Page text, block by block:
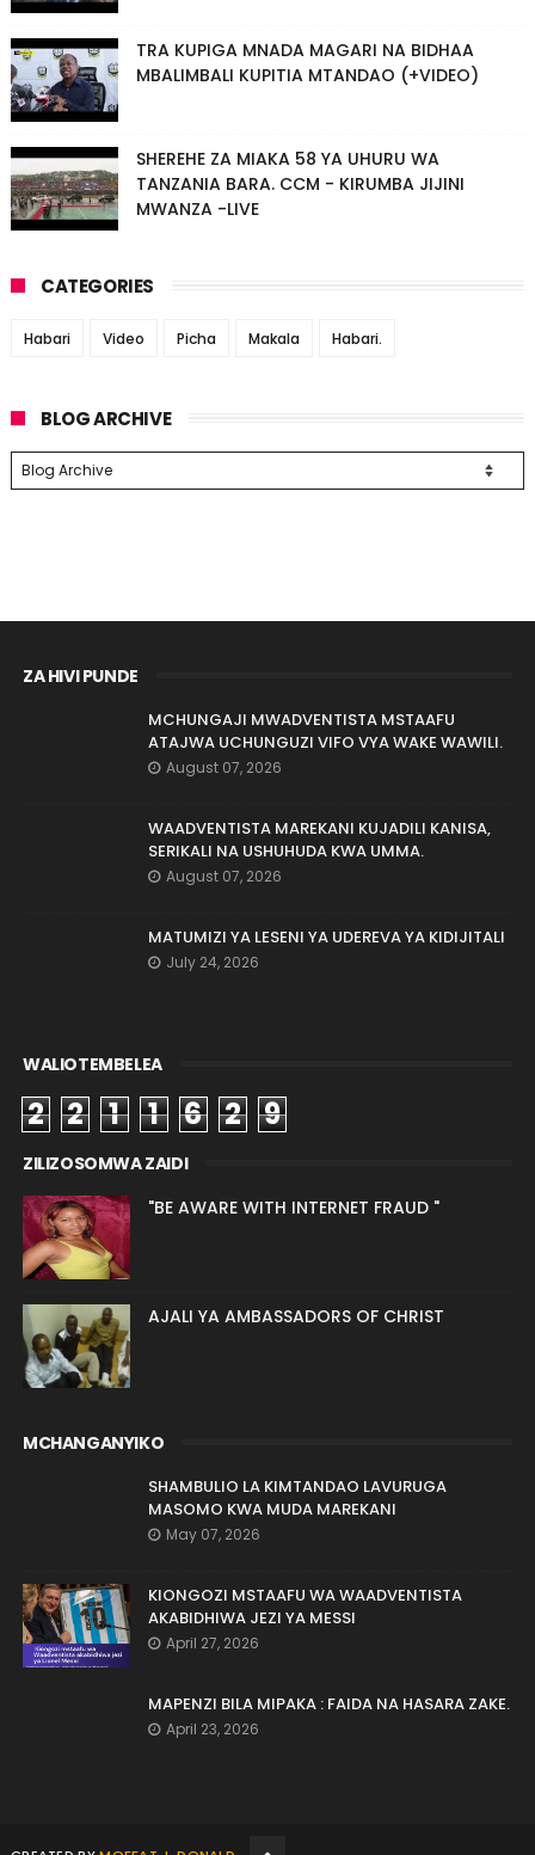
TRA KUPIGA MNADA MAGARI NA BIDHAA
MBALIMBALI KUPITIA MTANDAO (+VIDEO)
SHEREHE ZA MIAKA 58 YA UHURU WA
TANZANIA BARA. CCM - KIRUMBA JIJINI
MWANZA -LIVE
CATEGORIES
Habari Video Picha Makala Habari.
BLOG ARCHIVE
ZA HIVI PUNDE
MCHUNGAJI MWADVENTISTA MSTAAFU
ATAJWA UCHUNGUZI VIFO VYA WAKE WAWILI.
August 07, 2026
WAADVENTISTA MAREKANI KUJADILI KANISA,
SERIKALI NA USHUHUDA KWA UMMA.
August 07, 2026
MATUMIZI YA LESENI YA UDEREVA YA KIDIJITALI
July 24, 2026
WALIOTEMBELEA
2 2 1 1 6 2 9
ZILIZOSOMWA ZAIDI
"BE AWARE WITH INTERNET FRAUD "
AJALI YA AMBASSADORS OF CHRIST
MCHANGANYIKO
SHAMBULIO LA KIMTANDAO LAVURUGA
MASOMO KWA MUDA MAREKANI
May 07, 2026
KIONGOZI MSTAAFU WA WAADVENTISTA
AKABIDHIWA JEZI YA MESSI
April 27, 2026
MAPENZI BILA MIPAKA : FAIDA NA HASARA ZAKE.
April 23, 2026